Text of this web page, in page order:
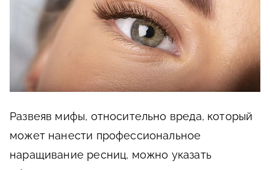
Развеяв мифы, относительно вреда, который
может нанести профессиональное
наращивание ресниц, можно указать